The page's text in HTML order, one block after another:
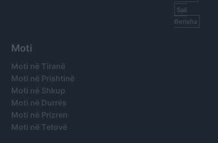
Sali
Berisha
Moti
Moti në Tiranë
Moti në Prishtinë
Moti në Shkup
Moti në Durrës
Moti në Prizren
Moti në Tetovë